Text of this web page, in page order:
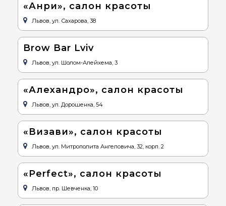
«Анри», салон красоты
Львов, ул. Сахарова, 38
Brow Bar Lviv
Львов, ул. Шолом-Алейхема, 3
«Алехандро», салон красоты
Львов, ул. Дорошенка, 54
«Визави», салон красоты
Львов, ул. Митрополита Ангеловича, 32, корп. 2
«Perfect», салон красоты
Львов, пр. Шевченка, 10